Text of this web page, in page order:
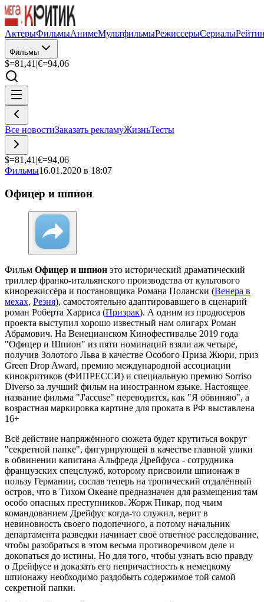
АктерыФильмыАнимеМультфильмыРежиссерыСериалы
Фильмы
$=81,41 |€=94,06
Все новостиЗаказать рекламуЖизньТесты
$=81,41 |€=94,06
Фильмы16.01.2020 в 18:07
Офицер и шпион
Фильм Офицер и шпион это исторический драматический
триллер франко-итальянского производства от культового
кинорежиссёра и постановщика Романа Полански (Венера в
мехах, Резня), самостоятельно адаптировавшего в сценарий
роман Роберта Харриса (Призрак). А одним из продюсеров
проекта выступил хорошо известный нам олигарх Роман
Абрамович. На Венецианском Кинофестивалье 2019 года
"Офицер и Шпион" из пяти номинаций взяли аж четыре,
получив Золотого Льва в качестве Особого Приза Жюри, приз
Green Drop Award, премию международной ассоциации
кинокритиков (ФИПРЕССИ) и специальную премию Sorriso
Diverso за лучший фильм на иностранном языке. Настоящее
название фильма "J'accuse" переводится, как "Я обвиняю", а
возрастная маркировка картине для проката в РФ выставлена
16+
Всё действие напряжённого сюжета будет крутиться вокруг
"секретной папке", фигурирующей в качестве главной улики
в обвинении капитана Альфреда Дрейфуса - сотрудника
французских спецслужб, которому присвоили шпионаж в
пользу Германии, сослав теперь на тропический отдалённый
остров, что в Тихом Океане предназначен для размещения там
особо опасных преступников. Жорж Пикар, под чьим
командованием Дрейфус когда-то служил, верит в
невиновность своего подопечного, а потому начальник
департамента разведки начинает своё ответное расследование,
чтобы разобраться в этом весьма противоречивом деле и
докопаться до истины. Но для того, чтобы узнать всю правду
о Дрейфусе и доказать его непричастность к немецкому
шпионажу необходимо раздобыть содержимое той самой
секретной папки.